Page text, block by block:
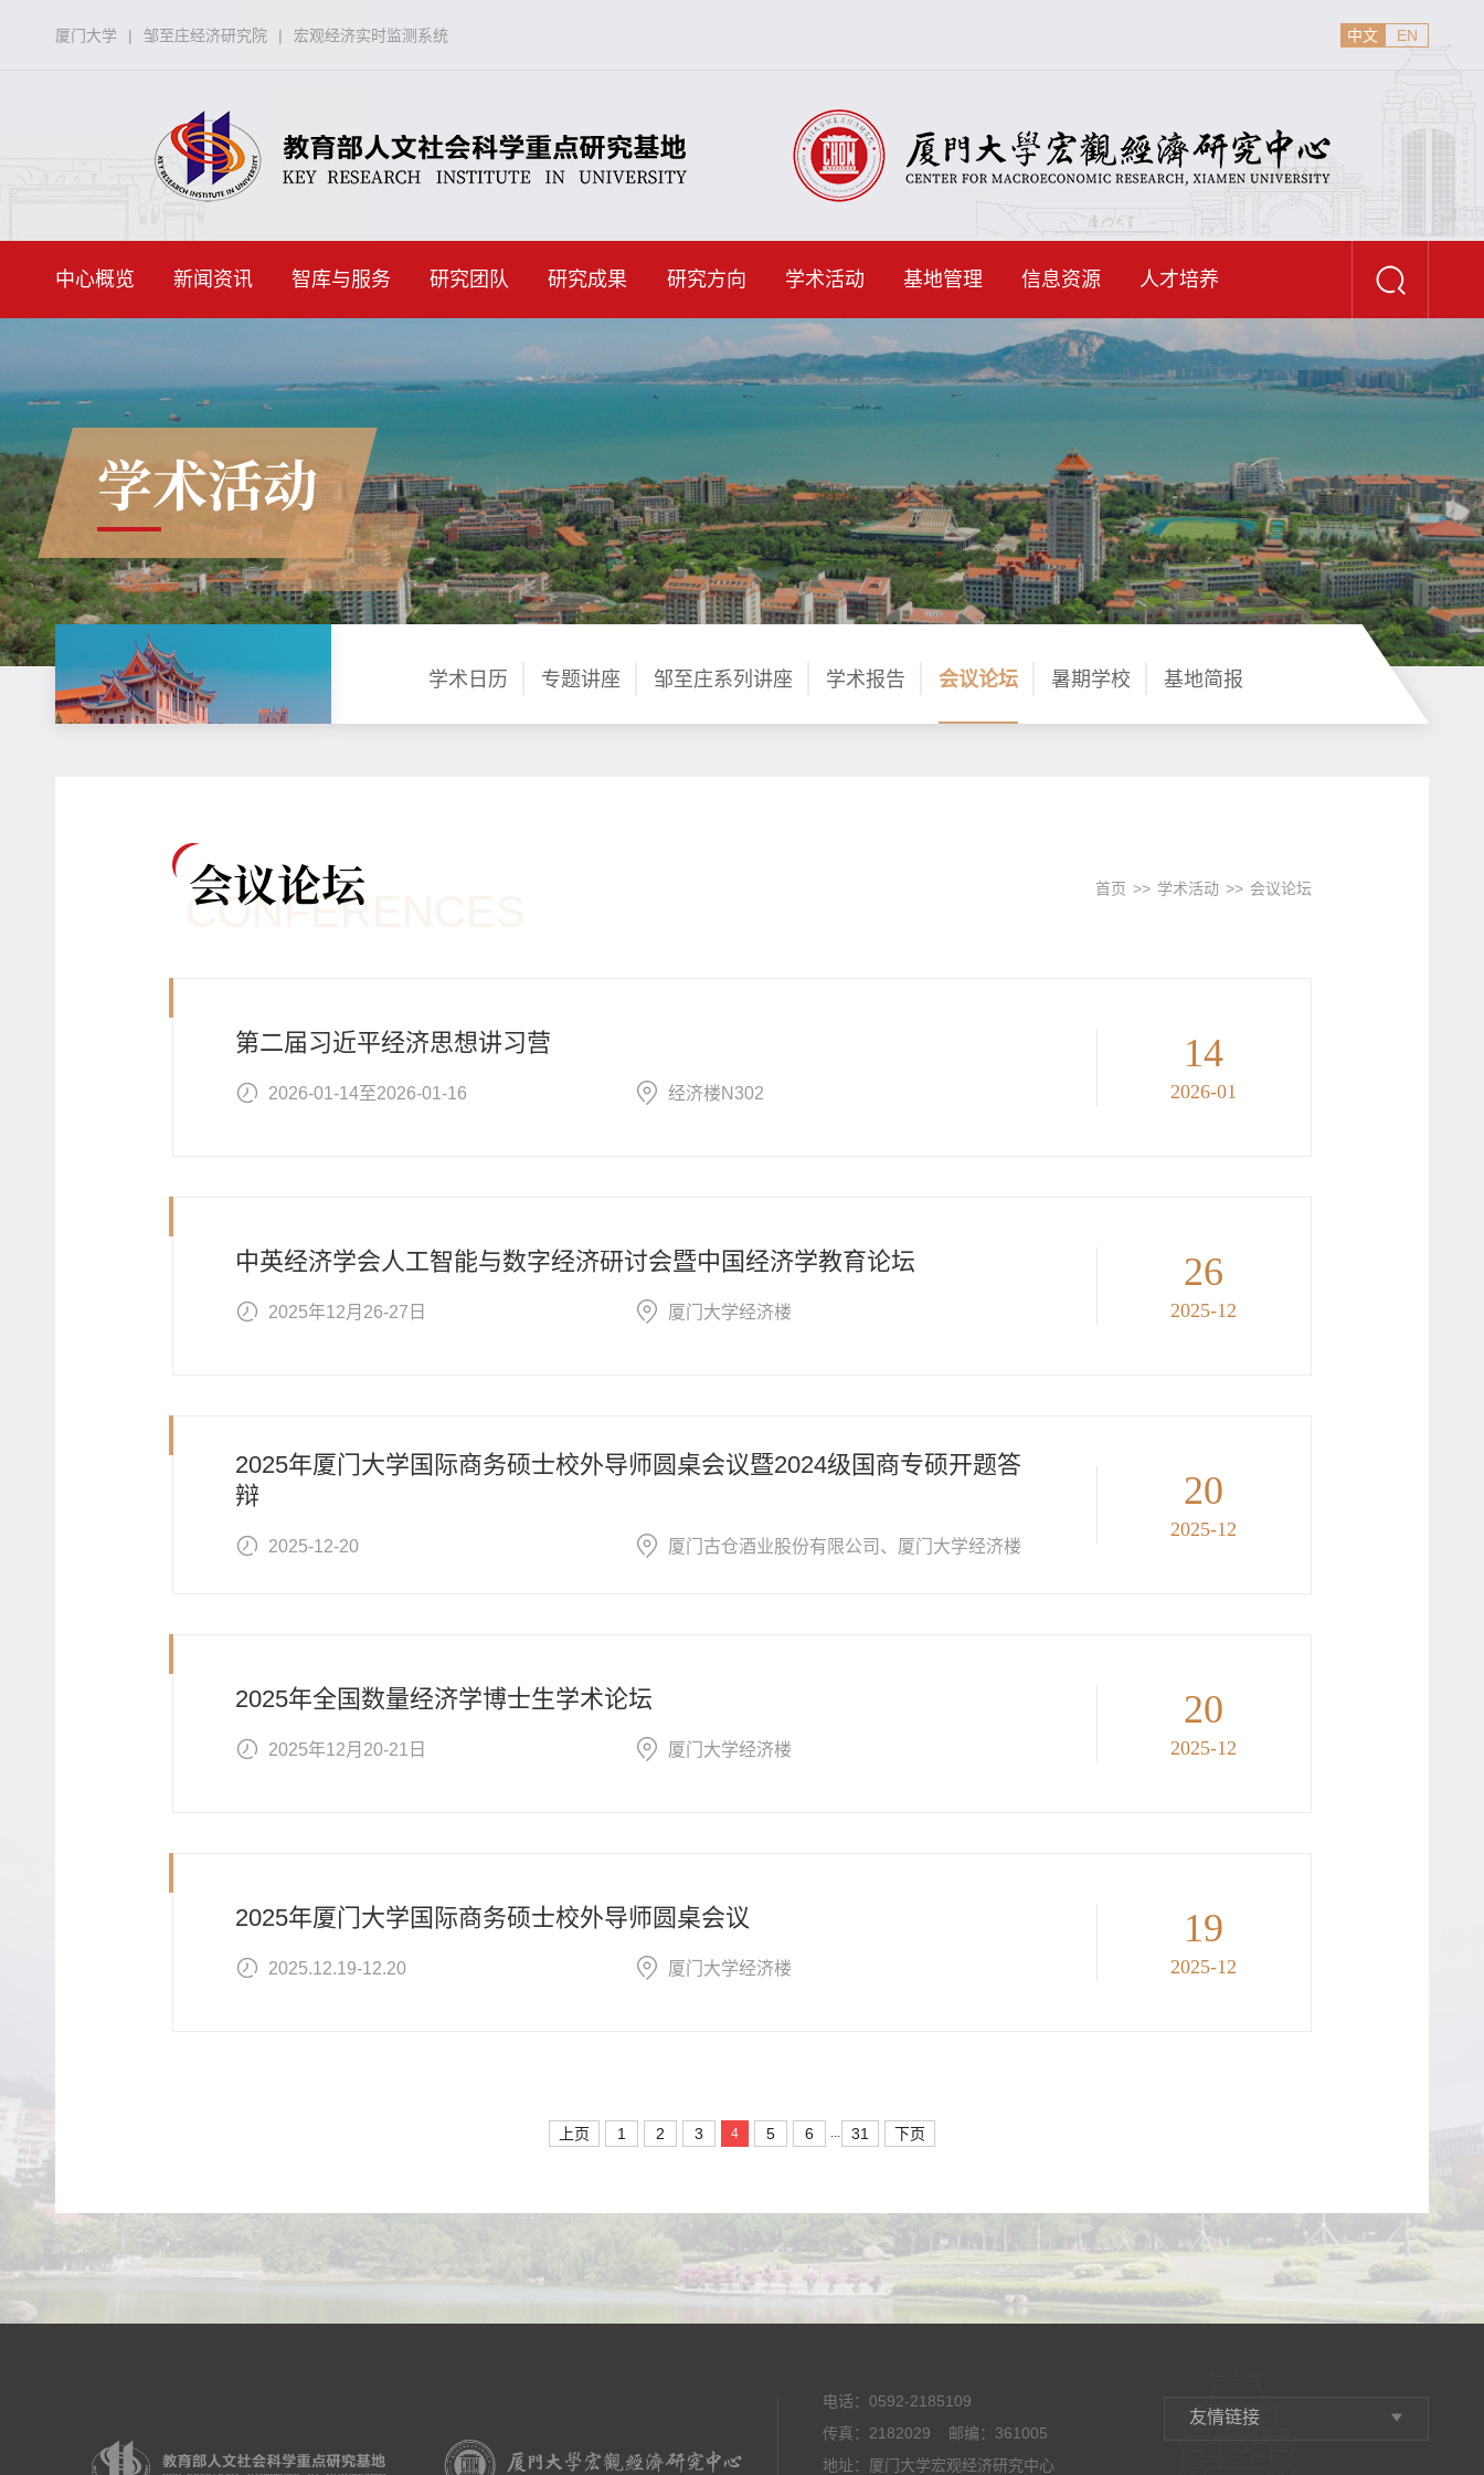
厦门大学 | 邹至庄经济研究院 | 宏观经济实时监测系统 中文 EN
中心概览 新闻资讯 智库与服务 研究团队 研究成果 研究方向 学术活动 基地管理 信息资源 人才培养
学术活动
学术日历 专题讲座 邹至庄系列讲座 学术报告 会议论坛 暑期学校 基地简报
会议论坛
CONFERENCES 首页 >> 学术活动 >> 会议论坛
第二届习近平经济思想讲习营
2026-01-14至2026-01-16 经济楼N302
14
2026-01
中英经济学会人工智能与数字经济研讨会暨中国经济学教育论坛
2025年12月26-27日 厦门大学经济楼
26
2025-12
2025年厦门大学国际商务硕士校外导师圆桌会议暨2024级国商专硕开题答
辩
2025-12-20 厦门古仓酒业股份有限公司、厦门大学经济楼
20
2025-12
2025年全国数量经济学博士生学术论坛
2025年12月20-21日 厦门大学经济楼
20
2025-12
2025年厦门大学国际商务硕士校外导师圆桌会议
2025.12.19-12.20 厦门大学经济楼
19
2025-12
上页 1 2 3 4 5 6 ... 31 下页
电话：0592-2185109
传真：2182029 邮编：361005
地址：厦门大学宏观经济研究中心
友情链接